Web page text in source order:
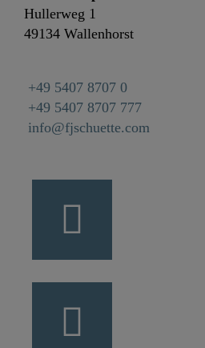
Hullerweg 1
49134 Wallenhorst
+49 5407 8707 0
+49 5407 8707 777
info@fjschuette.com